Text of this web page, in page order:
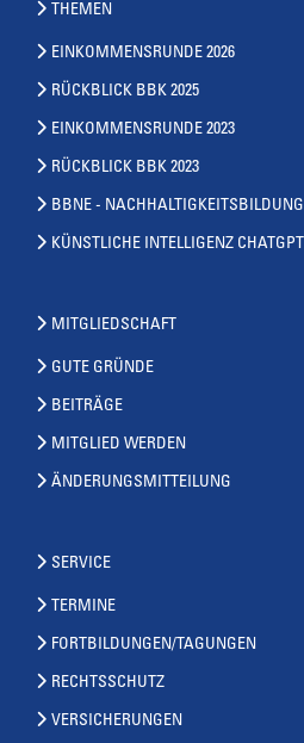
THEMEN
EINKOMMENSRUNDE 2026
RÜCKBLICK BBK 2025
EINKOMMENSRUNDE 2023
RÜCKBLICK BBK 2023
BBNE - NACHHALTIGKEITSBILDUNG
KÜNSTLICHE INTELLIGENZ CHATGPT
MITGLIEDSCHAFT
GUTE GRÜNDE
BEITRÄGE
MITGLIED WERDEN
ÄNDERUNGSMITTEILUNG
SERVICE
TERMINE
FORTBILDUNGEN/TAGUNGEN
RECHTSSCHUTZ
VERSICHERUNGEN